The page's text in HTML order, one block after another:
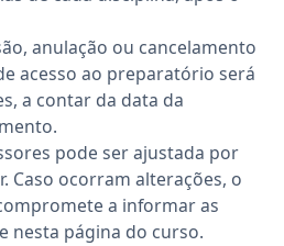
anulação ou cancelamento
acesso ao preparatório será
a contar da data da
pode ser ajustada por
Caso ocorram alterações, o
a informar as
nesta página do curso.